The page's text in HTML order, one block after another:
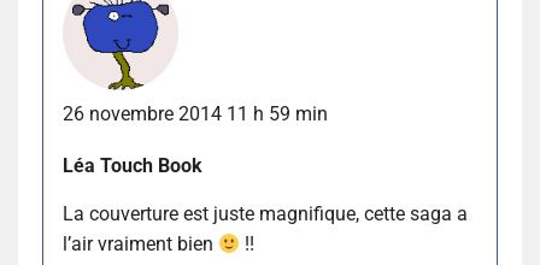
26 novembre 2014 11 h 59 min
Léa Touch Book
La couverture est juste magnifique, cette saga a
l’air vraiment bien
!!